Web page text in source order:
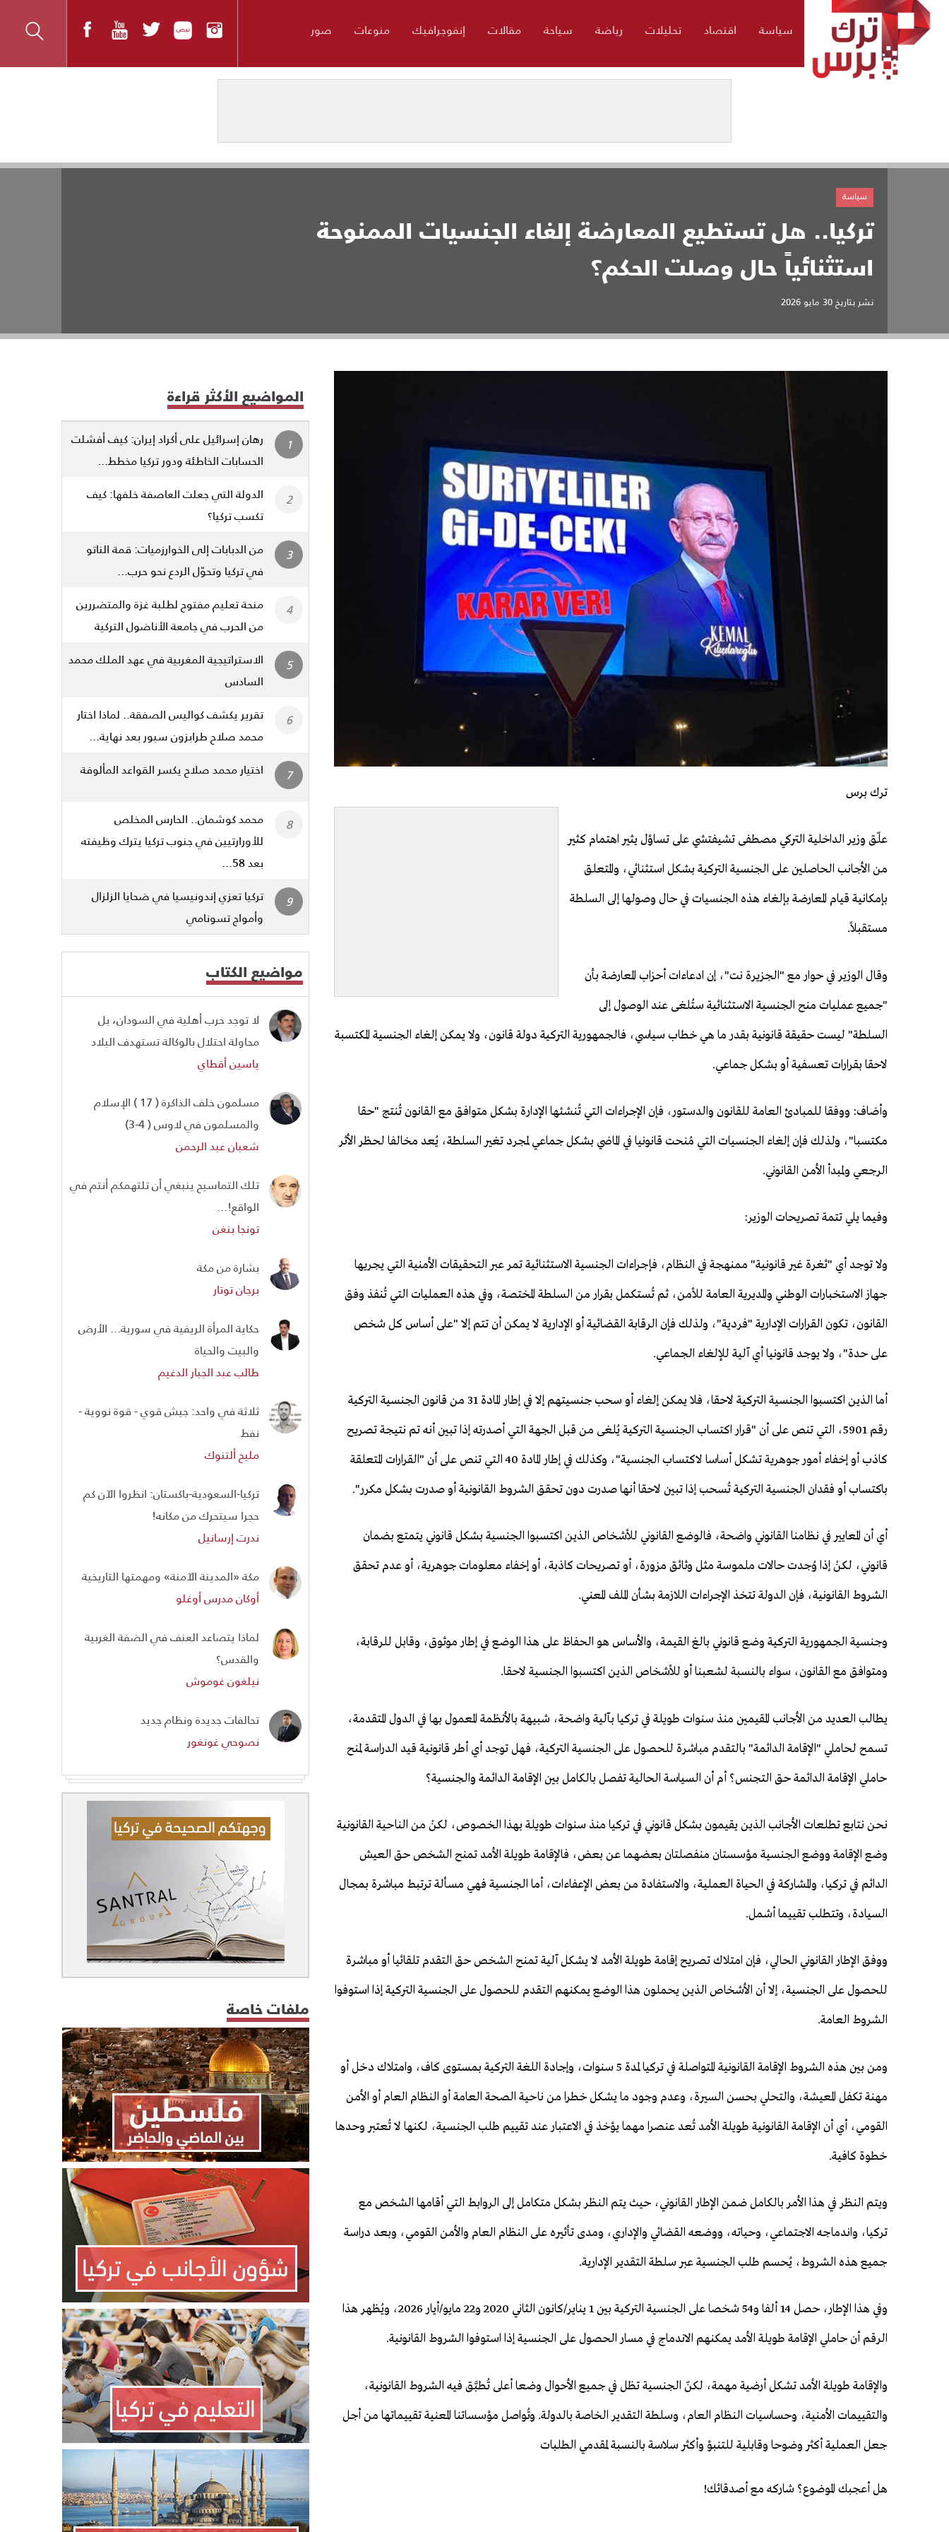
سياسة اقتصاد تحليلات رياضة سياحة مقالات إنفوجرافيك منوعات صور
تركيا.. هل تستطيع المعارضة إلغاء الجنسيات الممنوحة
استثنائياً حال وصلت الحكم؟
نشر بتاريخ30 مايو 2026
سياسة
ترك برس
علّق وزير الداخلية التركي مصطفى تشيفتشي على تساؤل يثير اهتمام كثير
من الأجانب الحاصلين على الجنسية التركية بشكل استثنائي، والمتعلق
بإمكانية قيام المعارضة بإلغاء هذه الجنسيات في حال وصولها إلى السلطة
مستقبلاً.
وقال الوزير في حوار مع "الجزيرة نت"، إن ادعاءات أحزاب المعارضة بأن
"جميع عمليات منح الجنسية الاستثنائية ستُلغى عند الوصول إلى
السلطة" ليست حقيقة قانونية بقدر ما هي خطاب سياسي، فالجمهورية التركية دولة قانون، ولا يمكن إلغاء الجنسية المكتسبة
لاحقا بقرارات تعسفية أو بشكل جماعي.
وأضاف: ووفقا للمبادئ العامة للقانون والدستور، فإن الإجراءات التي تُنشئها الإدارة بشكل متوافق مع القانون تُنتج "حقا
مكتسبا"، ولذلك فإن إلغاء الجنسيات التي مُنحت قانونيا في الماضي بشكل جماعي لمجرد تغير السلطة، يُعد مخالفا لحظر الأثر
الرجعي ولمبدأ الأمن القانوني.
وفيما يلي تتمة تصريحات الوزير:
ولا توجد أي "ثغرة غير قانونية" ممنهجة في النظام، فإجراءات الجنسية الاستثنائية تمر عبر التحقيقات الأمنية التي يجريها
جهاز الاستخبارات الوطني والمديرية العامة للأمن، ثم تُستكمل بقرار من السلطة المختصة، وفي هذه العمليات التي تُنفذ وفق
القانون، تكون القرارات الإدارية "فردية"، ولذلك فإن الرقابة القضائية أو الإدارية لا يمكن أن تتم إلا "على أساس كل شخص
على حدة"، ولا يوجد قانونيا أي آلية للإلغاء الجماعي.
أما الذين اكتسبوا الجنسية التركية لاحقا، فلا يمكن إلغاء أو سحب جنسيتهم إلا في إطار المادة 31 من قانون الجنسية التركية
رقم 5901، التي تنص على أن "قرار اكتساب الجنسية التركية يُلغى من قبل الجهة التي أصدرته إذا تبين أنه تم نتيجة تصريح
كاذب أو إخفاء أمور جوهرية تشكل أساسا لاكتساب الجنسية"، وكذلك في إطار المادة 40 التي تنص على أن "القرارات المتعلقة
باكتساب أو فقدان الجنسية التركية تُسحب إذا تبين لاحقا أنها صدرت دون تحقق الشروط القانونية أو صدرت بشكل مكرر".
أي أن المعايير في نظامنا القانوني واضحة، فالوضع القانوني للأشخاص الذين اكتسبوا الجنسية بشكل قانوني يتمتع بضمان
قانوني، لكنْ إذا وُجدت حالات ملموسة مثل وثائق مزورة، أو تصريحات كاذبة، أو إخفاء معلومات جوهرية، أو عدم تحقق
الشروط القانونية، فإن الدولة تتخذ الإجراءات اللازمة بشأن الملف المعني.
وجنسية الجمهورية التركية وضع قانوني بالغ القيمة، والأساس هو الحفاظ على هذا الوضع في إطار موثوق، وقابل للرقابة،
ومتوافق مع القانون، سواء بالنسبة لشعبنا أو للأشخاص الذين اكتسبوا الجنسية لاحقا.
يطالب العديد من الأجانب المقيمين منذ سنوات طويلة في تركيا بآلية واضحة، شبيهة بالأنظمة المعمول بها في الدول المتقدمة،
تسمح لحاملي "الإقامة الدائمة" بالتقدم مباشرة للحصول على الجنسية التركية، فهل توجد أي أطر قانونية قيد الدراسة لمنح
حاملي الإقامة الدائمة حق التجنس؟ أم أن السياسة الحالية تفصل بالكامل بين الإقامة الدائمة والجنسية؟
نحن نتابع تطلعات الأجانب الذين يقيمون بشكل قانوني في تركيا منذ سنوات طويلة بهذا الخصوص، لكنْ من الناحية القانونية
وضع الإقامة ووضع الجنسية مؤسستان منفصلتان بعضهما عن بعض، فالإقامة طويلة الأمد تمنح الشخص حق العيش
الدائم في تركيا، والمشاركة في الحياة العملية، والاستفادة من بعض الإعفاءات، أما الجنسية فهي مسألة ترتبط مباشرة بمجال
السيادة، وتتطلب تقييما أشمل.
ووفق الإطار القانوني الحالي، فإن امتلاك تصريح إقامة طويلة الأمد لا يشكل آلية تمنح الشخص حق التقدم تلقائيا أو مباشرة
للحصول على الجنسية، إلا أن الأشخاص الذين يحملون هذا الوضع يمكنهم التقدم للحصول على الجنسية التركية إذا استوفوا
الشروط العامة.
ومن بين هذه الشروط الإقامة القانونية المتواصلة في تركيا لمدة 5 سنوات، وإجادة اللغة التركية بمستوى كاف، وامتلاك دخل أو
مهنة تكفل المعيشة، والتحلي بحسن السيرة، وعدم وجود ما يشكل خطرا من ناحية الصحة العامة أو النظام العام أو الأمن
القومي، أي أن الإقامة القانونية طويلة الأمد تُعد عنصرا مهما يؤخذ في الاعتبار عند تقييم طلب الجنسية، لكنها لا تُعتبر وحدها
خطوة كافية.
ويتم النظر في هذا الأمر بالكامل ضمن الإطار القانوني، حيث يتم النظر بشكل متكامل إلى الروابط التي أقامها الشخص مع
تركيا، واندماجه الاجتماعي، وحياته، ووضعه القضائي والإداري، ومدى تأثيره على النظام العام والأمن القومي، وبعد دراسة
جميع هذه الشروط، يُحسم طلب الجنسية عبر سلطة التقدير الإدارية.
وفي هذا الإطار، حصل 14 ألفا و54 شخصا على الجنسية التركية بين 1 يناير/كانون الثاني 2020 و22 مايو/أيار 2026، ويُظهر هذا
الرقم أن حاملي الإقامة طويلة الأمد يمكنهم الاندماج في مسار الحصول على الجنسية إذا استوفوا الشروط القانونية.
والإقامة طويلة الأمد تشكل أرضية مهمة، لكنّ الجنسية تظل في جميع الأحوال وضعا أعلى تُطبَّق فيه الشروط القانونية،
والتقييمات الأمنية، وحساسيات النظام العام، وسلطة التقدير الخاصة بالدولة. وتُواصل مؤسساتنا المعنية تقييماتها من أجل
جعل العملية أكثر وضوحا وقابلية للتنبؤ وأكثر سلاسة بالنسبة لمقدمي الطلبات
هل أعجبك الموضوع؟ شاركه مع أصدقائك!
المواضيع الأكثر قراءة
رهان إسرائيل على أكراد إيران: كيف أفشلت
الحسابات الخاطئة ودور تركيا مخطط...
الدولة التي جعلت العاصفة خلفها: كيف
تكسب تركيا؟
من الدبابات إلى الخوارزميات: قمة الناتو
في تركيا وتحوّل الردع نحو حرب...
منحة تعليم مفتوح لطلبة غزة والمتضررين
من الحرب في جامعة الأناضول التركية
الاستراتيجية المغربية في عهد الملك محمد
السادس
تقرير يكشف كواليس الصفقة.. لماذا اختار
محمد صلاح طرابزون سبور بعد نهاية...
اختيار محمد صلاح يكسر القواعد المألوفة
محمد كوشمان.. الحارس المخلص
للأورارتيين في جنوب تركيا يترك وظيفته
بعد 58...
تركيا تعزي إندونيسيا في ضحايا الزلزال
وأمواج تسونامي
مواضيع الكتاب
لا توجد حرب أهلية في السودان، بل
محاولة احتلال بالوكالة تستهدف البلاد
ياسين أقطاي
مسلمون خلف الذاكرة ( 17 ) الإسلام
والمسلمون في لاوس ( 4-3)
شعبان عبد الرحمن
تلك التماسيح ينبغي أن تلتهمكم أنتم في
الواقع!...
تونجا بنغن
بشارة من مكة
برجان توتار
حكاية المرأة الريفية في سورية... الأرض
والبيت والحياة
طالب عبد الجبار الدغيم
ثلاثة في واحد: جيش قوي - قوة نووية -
نفط
مليح ألتنوك
تركيا-السعودية-باكستان: انظروا الآن كم
حجرا سيتحرك من مكانه!
ندرت إرسانيل
مكة «المدينة الآمنة» ومهمتها التاريخية
أوكان مدرس أوغلو
لماذا يتصاعد العنف في الضفة الغربية
والقدس؟
نيلغون غوموش
تحالفات جديدة ونظام جديد
نصوحي غونغور
ملفات خاصة